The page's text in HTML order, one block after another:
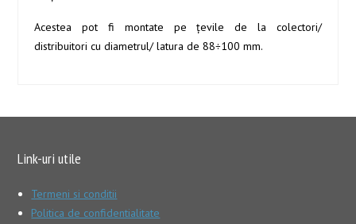
Acestea pot fi montate pe ţevile de la colectori/
distribuitori cu diametrul/ latura de 88÷100 mm.
Link-uri utile
Termeni si conditii
Politica de confidentialitate